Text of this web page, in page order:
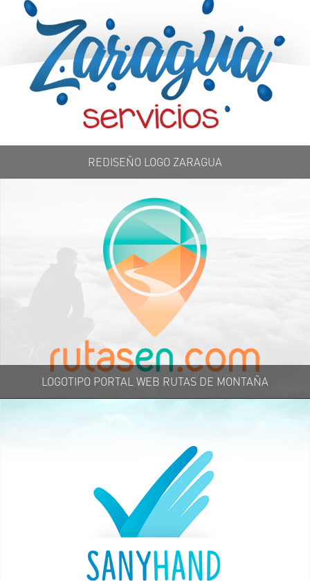
REDISEÑO LOGO ZARAGUA
LOGOTIPO PORTAL WEB RUTAS DE MONTAÑA